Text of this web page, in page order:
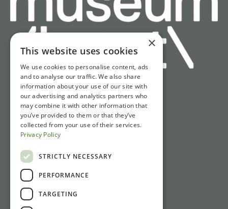
Snel naar
Tickets
Openingstijden
Route & parkeren
Nieuws
Contact
Gasthuisstraat 1
×
This website uses cookies
We use cookies to personalise content, ads
and to analyse our traffic. We also share
information about your use of our site with
our advertising and analytics partners who
may combine it with other information that
you’ve provided to them or that they’ve
collected from your use of their services.
Privacy Policy
STRICTLY NECESSARY
PERFORMANCE
TARGETING